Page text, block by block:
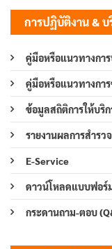
การปฏิบัติงาน & บ
คู่มือหรือแนวทางกา
คู่มือหรือแนวทางกา
ข้อมูลสถิติการให้บริก
รายงานผลการสำรว
E-Service
ดาวน์โหลดแบบฟอร์
กระดานถาม-ตอบ